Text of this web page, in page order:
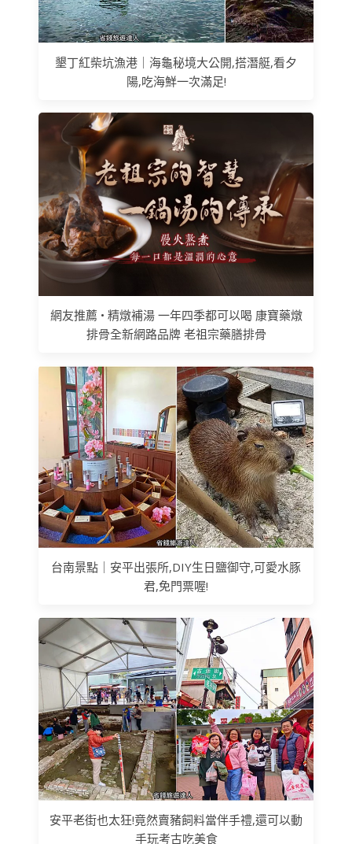
墾丁紅柴坑漁港｜海龜秘境大公開,搭潛艇,看夕
陽,吃海鮮一次滿足!
網友推薦 • 精燉補湯 一年四季都可以喝 康寶藥燉
排骨全新網路品牌 老祖宗藥膳排骨
台南景點｜安平出張所,DIY生日鹽御守,可愛水豚
君,免門票喔!
安平老街也太狂!竟然賣豬飼料當伴手禮,還可以動
手玩考古吃美食